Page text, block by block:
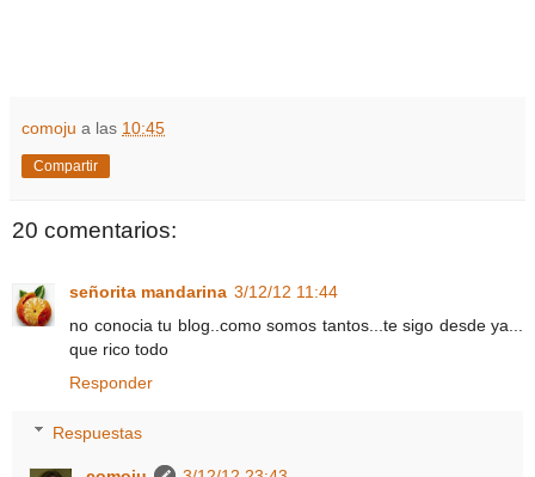
comoju a las 10:45
Compartir
20 comentarios:
señorita mandarina 3/12/12 11:44
no conocia tu blog..como somos tantos...te sigo desde ya...
que rico todo
Responder
Respuestas